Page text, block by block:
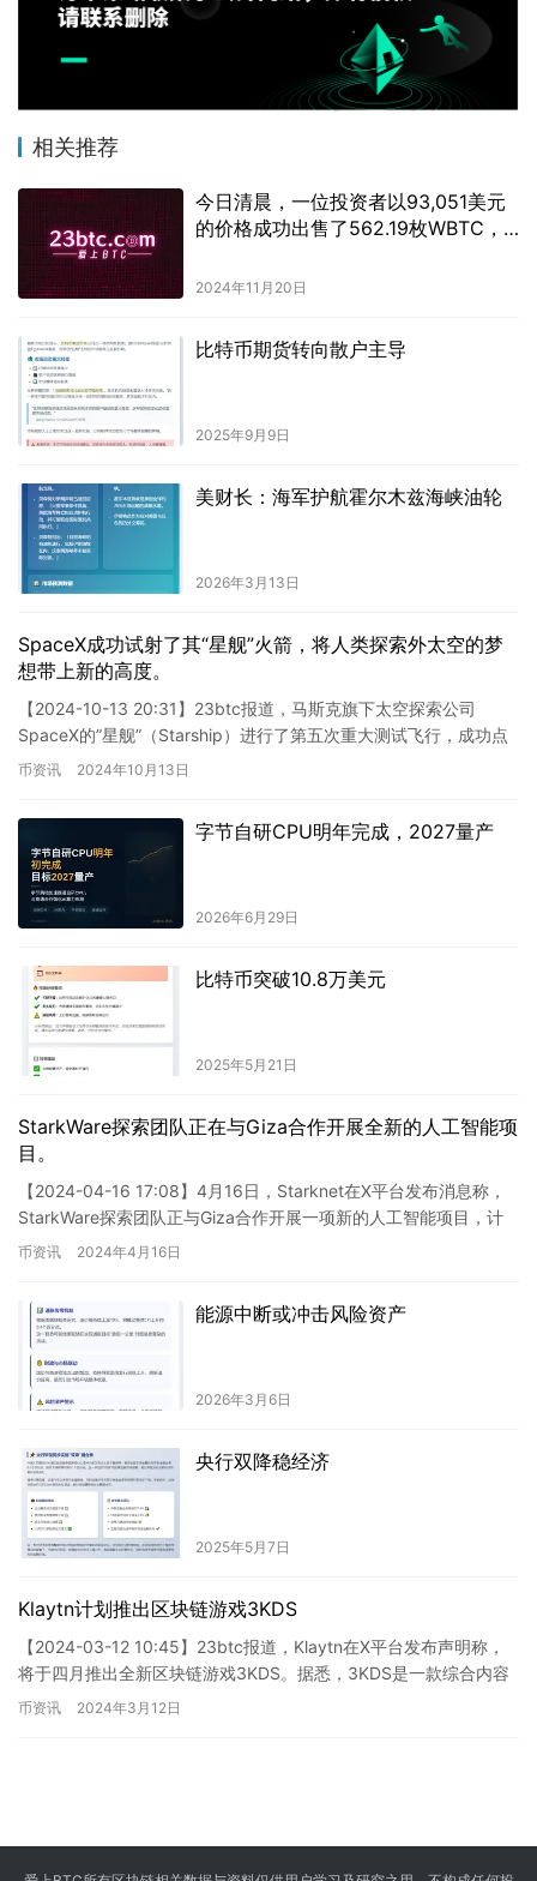
相关推荐
今日清晨，一位投资者以93,051美元
的价格成功出售了562.19枚WBTC，
2024年11月20日
比特币期货转向散户主导
2025年9月9日
美财长：海军护航霍尔木兹海峡油轮
2026年3月13日
SpaceX成功试射了其“星舰”火箭，将人类探索外太空的梦
想带上新的高度。
【2024-10-13 20:31】23btc报道，马斯克旗下太空探索公司
SpaceX的”星舰”（Starship）进行了第五次重大测试飞行，成功点
火并升空…
币资讯 2024年10月13日
字节自研CPU明年完成，2027量产
2026年6月29日
比特币突破10.8万美元
2025年5月21日
StarkWare探索团队正在与Giza合作开展全新的人工智能项
目。
【2024-04-16 17:08】4月16日，Starknet在X平台发布消息称，
StarkWare探索团队正与Giza合作开展一项新的人工智能项目，计
划将于4月23日在柏林举行…
币资讯 2024年4月16日
能源中断或冲击风险资产
2026年3月6日
央行双降稳经济
2025年5月7日
Klaytn计划推出区块链游戏3KDS
【2024-03-12 10:45】23btc报道，Klaytn在X平台发布声明称，
将于四月推出全新区块链游戏3KDS。据悉，3KDS是一款综合内容
平台，融合游戏、社交媒体、网络动…
币资讯 2024年3月12日